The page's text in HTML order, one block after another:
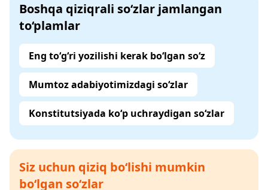
Boshqa qiziqrali so‘zlar jamlangan
to‘plamlar
Eng to‘g‘ri yozilishi kerak bo‘lgan so‘z
Mumtoz adabiyotimizdagi so‘zlar
Konstitutsiyada ko‘p uchraydigan so‘zlar
Siz uchun qiziq bo‘lishi mumkin
bo‘lgan so‘zlar